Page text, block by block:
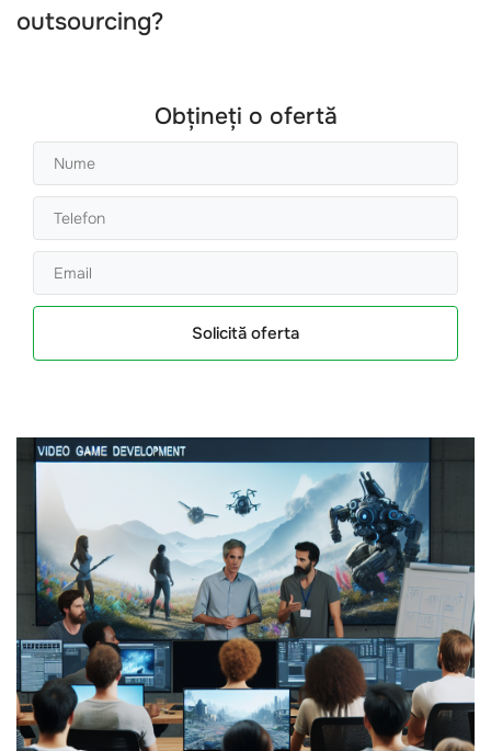
outsourcing?
Obțineți o ofertă
Solicită oferta